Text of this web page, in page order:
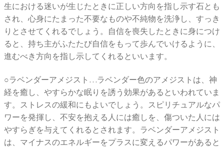
生における迷いが生じたときに正しい方向を指し示す石とも
され、心身にたまった不要なものや不純物を洗浄し、すっき
りとさせてくれるでしょう。自信を喪失したときに身につけ
ると、持ち主がふたたび自信をもって歩んでいけるように、
進むべき方向を指し示してくれるといいます。
○ラベンダーアメジスト…ラベンダー色のアメジストは、神
経を癒し、やすらかな眠りを誘う効果があるといわれていま
す。ストレスの緩和にもよいでしょう。スピリチュアルなパ
ワーを発揮し、不安を抱える人には癒しを、傷ついた人には
やすらぎを与えてくれるとされます。ラベンダーアメジスト
は、マイナスのエネルギーをプラスに変えるパワーがあると